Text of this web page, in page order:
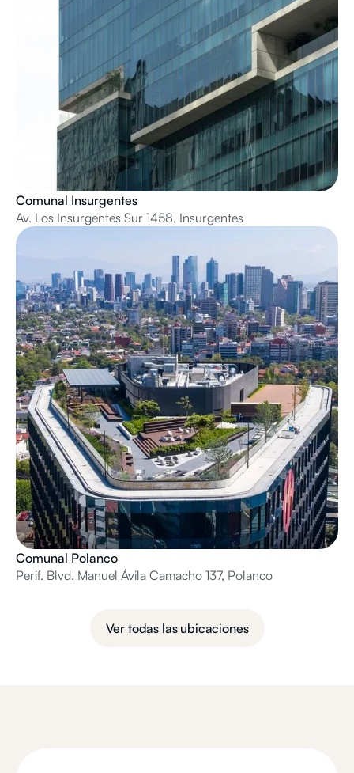
Comunal Insurgentes
Av. Los Insurgentes Sur 1458, Insurgentes
Comunal Polanco
Perif. Blvd. Manuel Ávila Camacho 137, Polanco
Ver todas las ubicaciones